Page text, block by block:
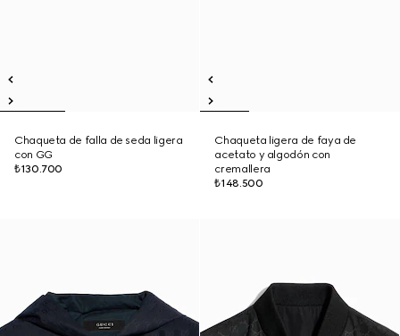
Chaqueta de falla de seda ligera
con GG
₺130.700
Chaqueta ligera de faya de
acetato y algodón con
cremallera
₺148.500